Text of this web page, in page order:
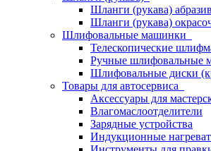
Шланги (рукава)
Шланги (рукава)
Шлифовальные машинки
Телескопические
Ручные шлифовальные
Шлифовальные диски
Товары для автосервиса
Аксессуары для
Влагомаслоотделители
Зарядные устройства
Индукционные